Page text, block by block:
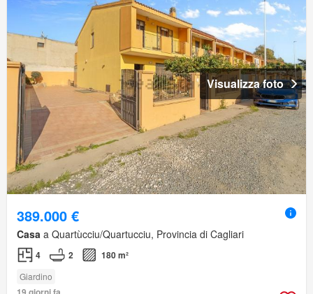
Visualizza foto
389.000 €
Casa a Quartùcciu/Quartucciu, Provincia di Cagliari
4 2 180 m²
Giardino